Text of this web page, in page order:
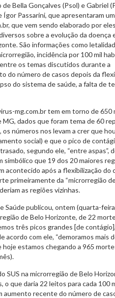
de Bella Gonçalves (Psol) e Gabriel
Passarini, que apresentaram
que vem sendo elaborado por
sobre a evolução da doença
São informações como
incidência por 100 mil
os temas discutidos durante a
do número de casos depois da
do sistema de saúde, a falta de
mg.com.br tem em torno de 650
dados que foram tema de 60
números nos levam a crer que
social) e que o pico de
segundo ele, “entre aspas”,
simbólico que 19 dos 20 maiores
acontecido após a flexibilização do
primeiramente da “microrregião de
as regiões vizinhas.
Saúde publicou, ontem (quarta-
de Belo Horizonte, de 22
três picos grandes [de
acordo com ele, “demoramos mais
hoje estamos chegando a 965
SUS na microrregião de Belo
que daria 22 leitos para cada 100
recente do número de